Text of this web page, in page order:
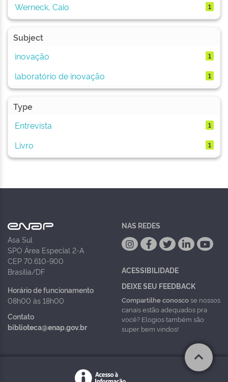
Werneck, Caio 1
Subject
inovação
1
laboratório de inovação 1
Type
Entrevista
1
Livro 1
Asa Sul
SPO Área Especial 2-A
CEP 70.610-900
Brasília/DF
Horário de funcionamento
08h00 às 18h00
Contato
biblioteca@enap.gov.br
NAS REDES
ACESSIBILIDADE
DEIXE SEU FEEDBACK
Compartilhe conoscose nossos
canais estão adequados pra
você? Elogios também são
super bem vindos!